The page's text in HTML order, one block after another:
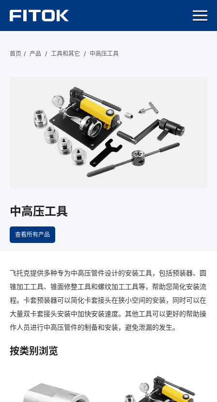
首页 / 产品 / 工具和其它 / 中高压工具
中高压工具
查看所有产品
飞托克提供多种专为中高压管件设计的安装工具，包括预装器、圆
锥加工工具、锥面修整工具和螺纹加工工具等，帮助您简化安装流
程。卡套预装器可以简化卡套接头在狭小空间的安装，同时可以在
大量双卡套接头安装中加快安装速度。其他工具可以更好的帮助操
作人员进行中高压管件的制备和安装，避免泄漏的发生。
按类别浏览